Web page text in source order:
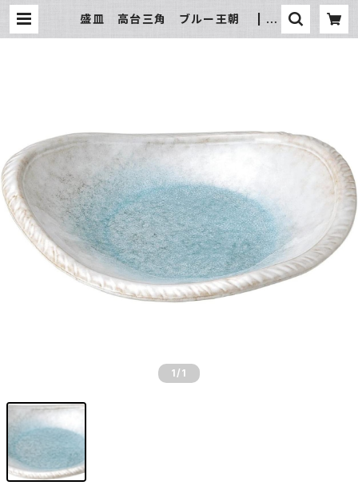
盛皿 高台三角 ブルー王朝 | 氷
1 /1